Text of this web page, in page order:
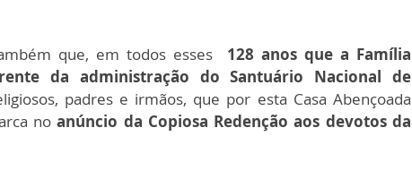
que, em todos esses
128 anos que a Família
da administração do Santuário Nacional de
padres e irmãos, que por esta Casa Abençoada
noanúncio da Copiosa Redenção aos devotos da